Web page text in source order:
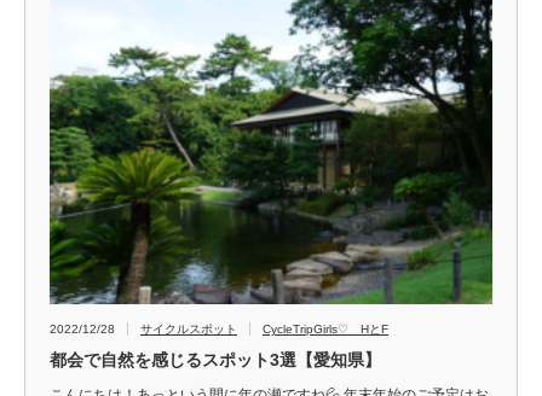
2022/12/28 サイクルスポット CycleTripGirls♡ HとF
都会で自然を感じるスポット3選【愛知県】